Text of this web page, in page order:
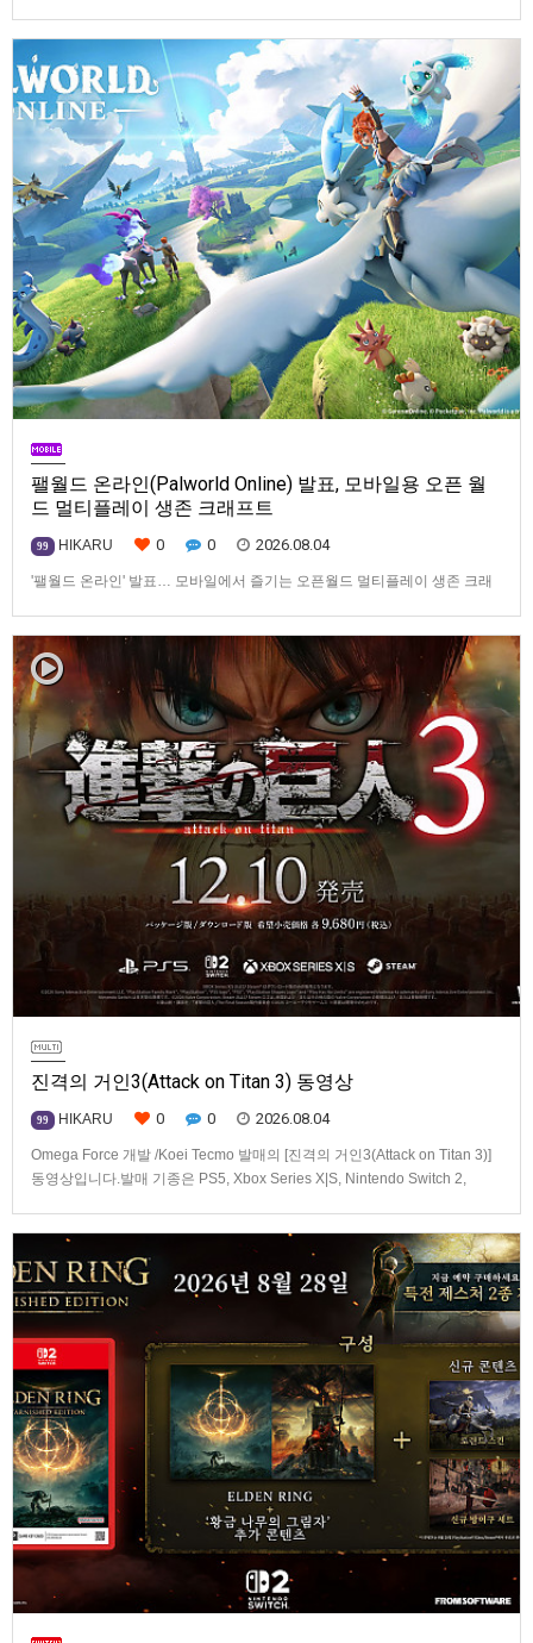
팰월드 온라인(Palworld Online) 발표, 모바일용 오픈 월
드 멀티플레이 생존 크래프트
99 HIKARU 0 0 2026.08.04
'팰월드 온라인' 발표… 모바일에서 즐기는 오픈월드 멀티플레이 생존 크래
인Pocketpair의 정식 라이선스를 받아, 글로벌 히트작 '팰월드(Palworld)'를
기반으로 한…
진격의 거인3(Attack on Titan 3) 동영상
99 HIKARU 0 0 2026.08.04
Omega Force 개발 /Koei Tecmo 발매의 [진격의 거인3(Attack on Titan 3)]
동영상입니다.발매 기종은 PS5, Xbox Series X|S, Nintendo Switch 2,